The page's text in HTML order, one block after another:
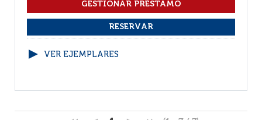
VER EJEMPLARES